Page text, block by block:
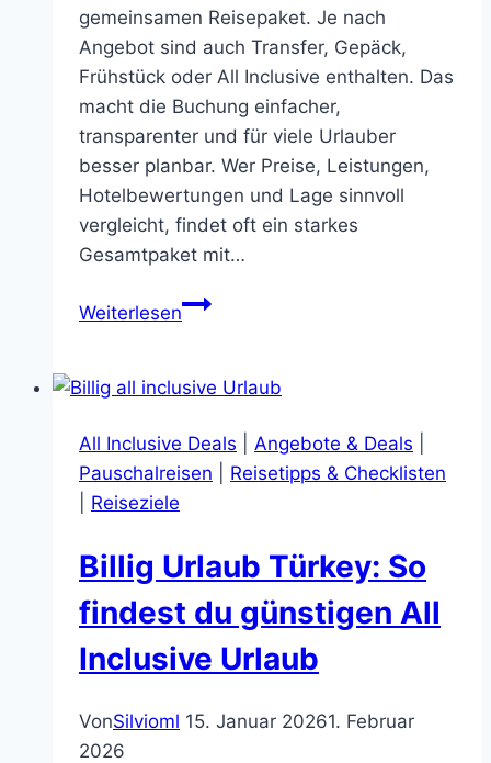
gemeinsamen Reisepaket. Je nach
Angebot sind auch Transfer, Gepäck,
Frühstück oder All Inclusive enthalten. Das
macht die Buchung einfacher,
transparenter und für viele Urlauber
besser planbar. Wer Preise, Leistungen,
Hotelbewertungen und Lage sinnvoll
vergleicht, findet oft ein starkes
Gesamtpaket mit…
WeiterlesenPauschalreisen
entspannt
clever
buchen
All Inclusive Deals Angebote & Deals
Pauschalreisen
Reisetipps & Checklisten
Reiseziele
Billig Urlaub Türkey: So
findest du günstigen All
Inclusive Urlaub
VonSilvioml 15. Januar 20261. Februar
2026